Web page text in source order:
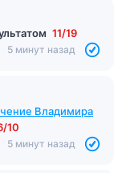
11/19
5 минут назад
Владимира
10
5 минут назад